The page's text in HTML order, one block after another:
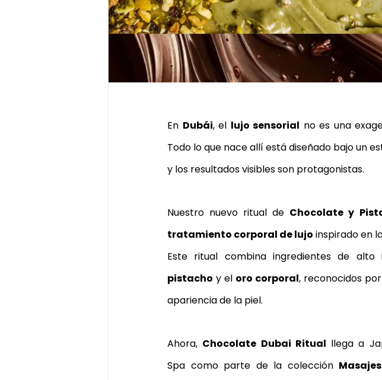
kyoto matcha ritual ritual corporal masaje de
masaje de matcha matcha massage kyoto
En Dubái, el lujo sensorial no es una
Todo lo que nace allí está diseñado bajo un
y los resultados visibles son protagonistas.
Nuestro nuevo ritual de Chocolate y
tratamiento corporal de lujo inspirado en
Este ritual combina ingredientes de
pistacho y el oro corporal, reconocidos
apariencia de la piel.
Ahora, Chocolate Dubai Ritual llega a
Spa como parte de la colección